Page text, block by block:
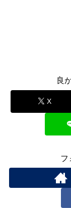
良
X
フ